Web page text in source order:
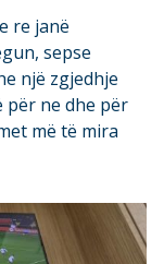
re janë
sepse
një zgjedhje
për ne dhe për
më të mira